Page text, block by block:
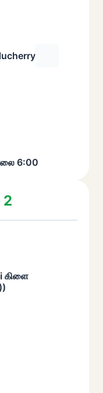
6:00
2
கிளை